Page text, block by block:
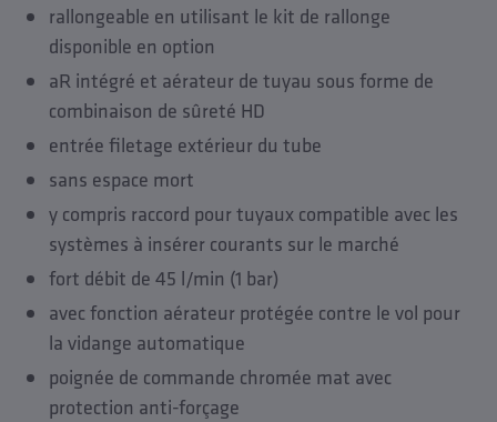
rallongeable en utilisant le kit de rallonge
disponible en option
aR intégré et aérateur de tuyau sous forme de
combinaison de sûreté HD
entrée filetage extérieur du tube
sans espace mort
y compris raccord pour tuyaux compatible avec les
systèmes à insérer courants sur le marché
fort débit de 45 l/min (1 bar)
avec fonction aérateur protégée contre le vol pour
la vidange automatique
poignée de commande chromée mat avec
protection anti-forçage